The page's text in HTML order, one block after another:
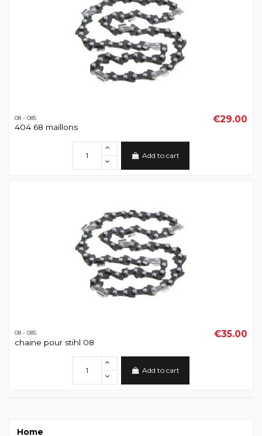
08 - 08S
404 68 maillons
€29.00
Add to cart
08 - 08S
chaine pour stihl 08
€35.00
Add to cart
Home